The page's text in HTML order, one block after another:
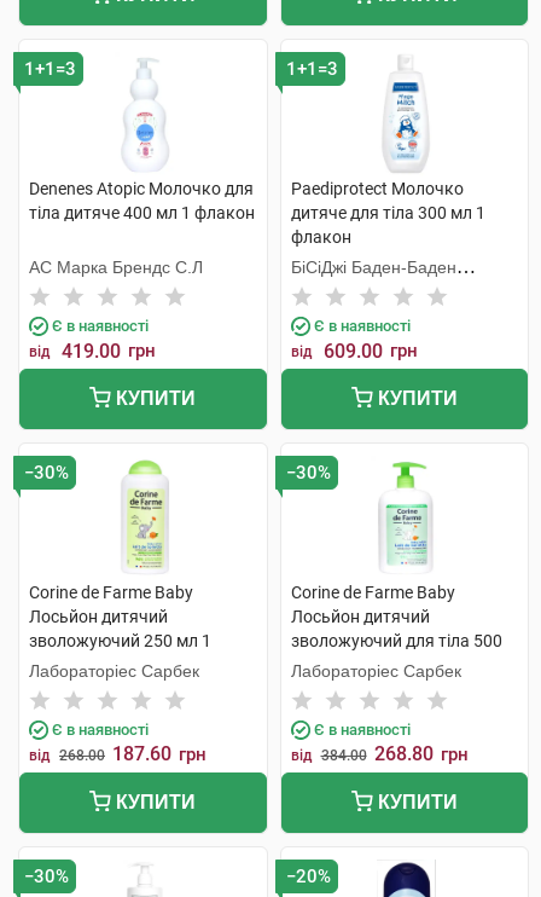
1+1=3
Denenes Atopic Молочко для
тіла дитяче 400 мл 1 флакон
АС Марка Брендс С.Л
Є в наявності
від 419.00 грн
КУПИТИ
1+1=3
Paediprotect Молочко
дитяче для тіла 300 мл 1
флакон
БіСіДжі Баден-Баден
Косметікс Груп Гмбх
Є в наявності
від 609.00 грн
КУПИТИ
−30%
Corine de Farme Baby
Лосьйон дитячий
зволожуючий 250 мл 1
флакон
Лабораторіес Сарбек
Є в наявності
від 268.00 187.60 грн
КУПИТИ
−30%
Corine de Farme Baby
Лосьйон дитячий
зволожуючий для тіла 500
мл 1 флакон
Лабораторіес Сарбек
Є в наявності
від 384.00 268.80 грн
КУПИТИ
−30% −20%